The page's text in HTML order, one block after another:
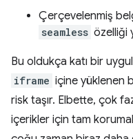
Çerçevelenmiş
seamless özelliği
Bu oldukça katı bir
iframe içine yüklenen
risk taşır. Elbette, çok
içerikler için tam